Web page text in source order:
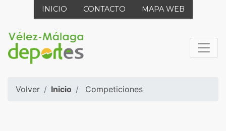
INICIO CONTACTO MAPA WEB
Volver Inicio Competiciones